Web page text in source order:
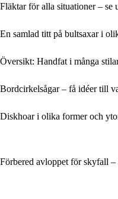
Fläktar för alla situationer – se
En samlad titt på bultsaxar i
Översikt: Handfat i många
Bordcirkelsågar – få idéer till
Diskhoar i olika former och
Förbered avloppet för skyfall